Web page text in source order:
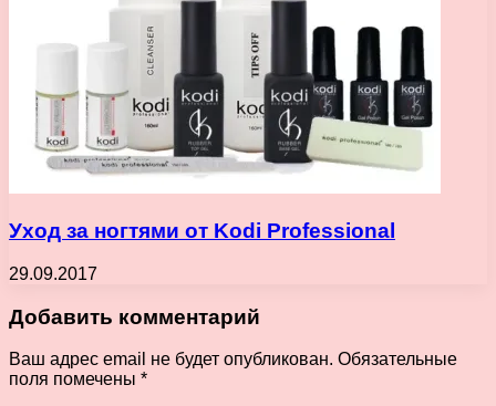
Уход за ногтями от Kodi Professional
29.09.2017
Добавить комментарий
Ваш адрес email не будет опубликован. Обязательные
поля помечены *